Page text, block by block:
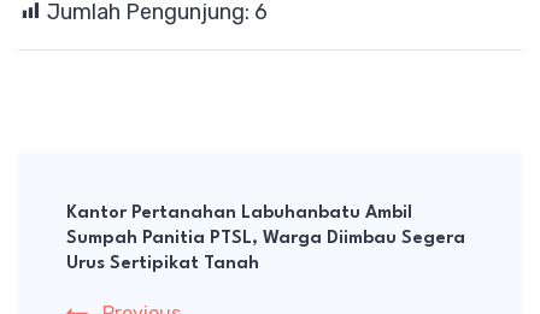
Jumlah Pengunjung: 6
Navigation
Kantor Pertanahan Labuhanbatu Ambil
Sumpah Panitia PTSL, Warga Diimbau Segera
Urus Sertipikat Tanah